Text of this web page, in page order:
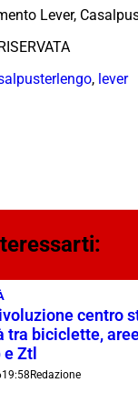
Lever,
, lever
centro
tra biciclette,
Ztl
19:58 Redazione